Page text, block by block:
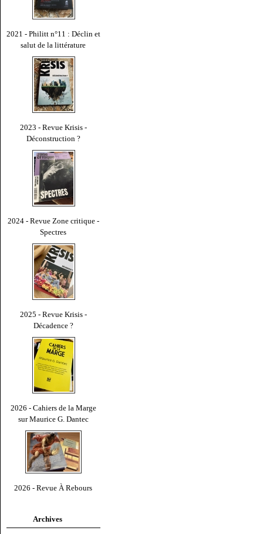
2021 - Philitt n°11 : Déclin et
salut de la littérature
2023 - Revue Krisis -
Déconstruction ?
2024 - Revue Zone critique -
Spectres
2025 - Revue Krisis -
Décadence ?
2026 - Cahiers de la Marge
sur Maurice G. Dantec
2026 - Revue À Rebours
Archives